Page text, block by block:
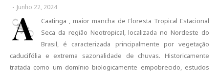
- Junho 22, 2024
A
Caatinga , maior mancha de Floresta Tropical Estacional
Seca da região Neotropical, localizada no Nordeste do
Brasil, é caracterizada principalmente por vegetação
caducifólia e extrema sazonalidade de chuvas. Historicamente
tratada como um domínio biologicamente empobrecido, estudos